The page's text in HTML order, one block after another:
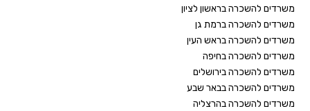
משרדים להשכרה בראשון לציון
משרדים להשכרה ברמת גן
משרדים להשכרה בראש העין
משרדים להשכרה בחיפה
משרדים להשכרה בירושלים
משרדים להשכרה בבאר שבע
משרדים להשכרה בהרצליה